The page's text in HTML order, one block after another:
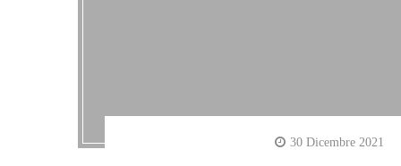
30 Dicembre 2021